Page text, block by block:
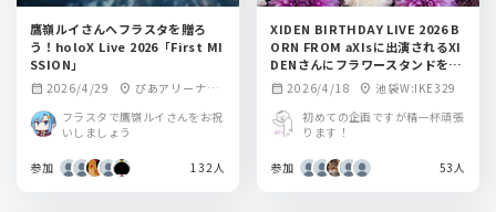
鷹嶺ルイさんへフラスタを贈ろ
う！holoX Live 2026「First MI
SSION」
calendar_month 2026/4/29 location_on ぴあアリーナM
フラスタで鷹嶺ルイさんをお祝
いしましょう
参加 132人
XIDEN BIRTHDAY LIVE 2026 B
ORN FROM aXIsに出演されるXI
DENさんにフラワースタンドを贈
りませんか？
calendar_month 2026/4/18 location_on 池袋W:IKE329
初めての企画ですが精一杯頑張
ります！
参加 53人